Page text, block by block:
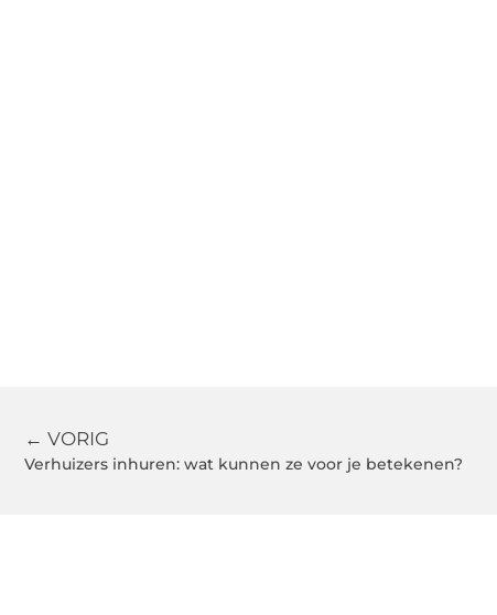
← VORIG
Verhuizers inhuren: wat kunnen ze voor je betekenen?